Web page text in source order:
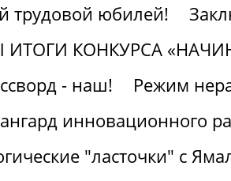
трудовой юбилей!
ИТОГИ КОНКУРСА
- наш!
Режим
инновационного
"ласточки" с